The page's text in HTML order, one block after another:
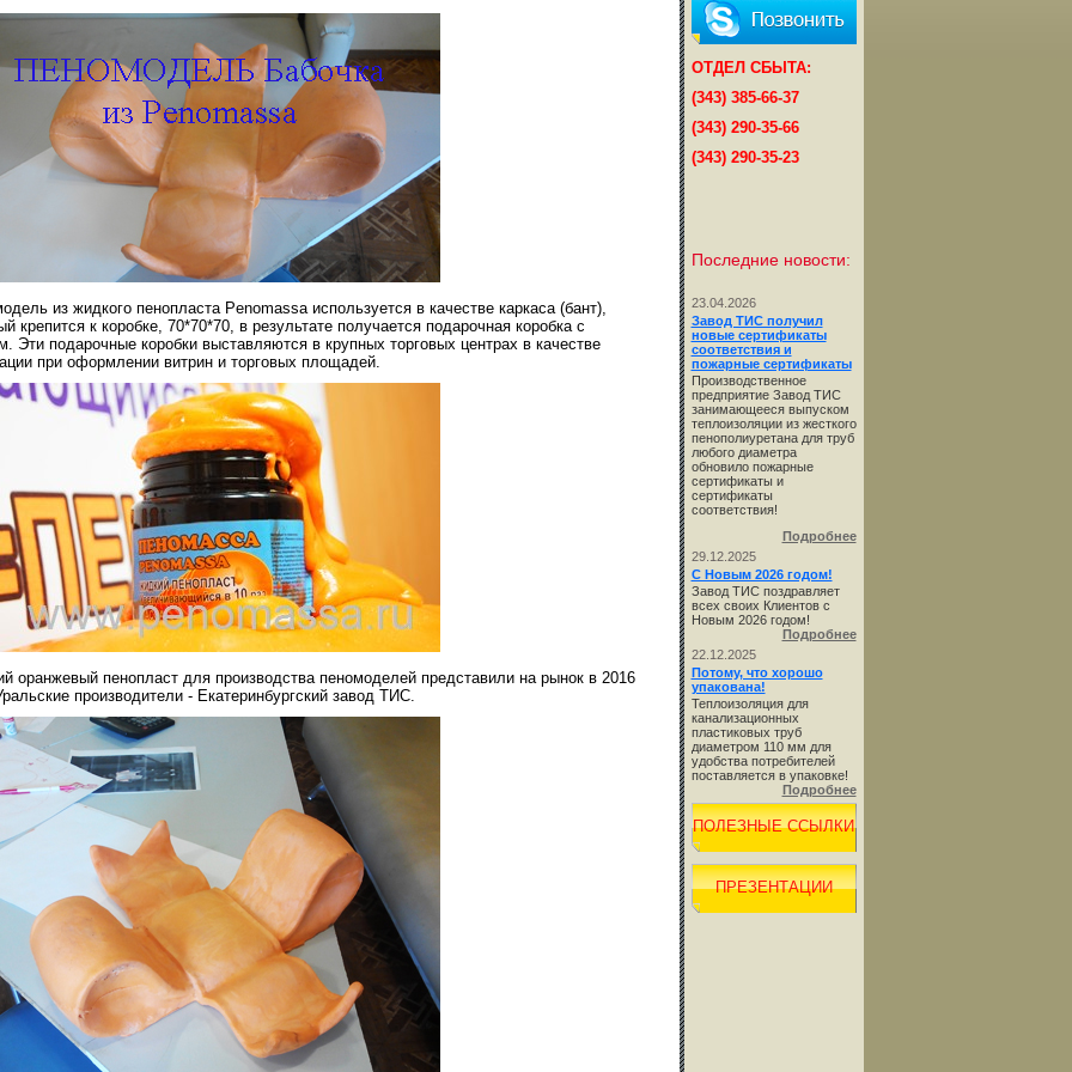
из жидкого пенопласта Penomassa используется в качестве каркаса (бант),
крепится к коробке, 70*70*70, в результате получается подарочная коробка с
Эти подарочные коробки выставляются в крупных торговых центрах в качестве
при оформлении витрин и торговых площадей.
оранжевый пенопласт для производства пеномоделей представили на рынок в 2016
производители - Екатеринбургский завод ТИС.
ОТДЕЛ СБЫТА:
(343) 385-66-37
(343) 290-35-66
(343) 290-35-23
Последние новости:
23.04.2026
Завод ТИС получил
новые сертификаты
соответствия и
пожарные сертификаты
Производственное
предприятие Завод ТИС
занимающееся выпуском
теплоизоляции из жесткого
пенополиуретана для труб
любого диаметра
обновило пожарные
сертификаты и
сертификаты
соответствия!
Подробнее
29.12.2025
С Новым 2026 годом!
Завод ТИС поздравляет
всех своих Клиентов с
Новым 2026 годом!
Подробнее
22.12.2025
Потому, что хорошо
упакована!
Теплоизоляция для
канализационных
пластиковых труб
диаметром 110 мм для
удобства потребителей
поставляется в упаковке!
Подробнее
ПОЛЕЗНЫЕ ССЫЛКИ
ПРЕЗЕНТАЦИИ